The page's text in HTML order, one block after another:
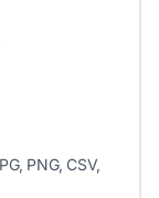
PNG, CSV,